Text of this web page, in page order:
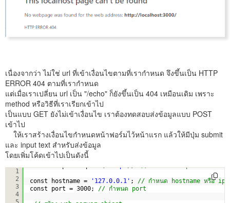
เนื่องจากว่า ไม่ใช่ url ที่เข้าเงื่อนไขตามที่เรากำหนด จึงขึ้นเป็น HTTP
ERROR 404 ตามที่เรากำหนด
แต่เมื่อเราเปลี่ยน url เป็น "/echo" ก็ยังขึ้นเป็น 404 เหมือนเดิม เพราะ
method หรือวิธีที่เราเรียกเข้าไป
เป็นแบบ GET ยังไม่เข้าเงื่อนไข เราต้องทดสอบส่งข้อมูลแบบ POST
เข้าไป
ให้เราสร้างเงื่อนไขกำหนดหน้าฟอร์มไว้หน้าแรก แล้วให้มีปุ่ม submit
และ input text สำหรับส่งข้อมูล
โดยเพิ่มโค้ดเข้าไปเป็นดังนี้
1
2
3
4
const http = require('http'); // เรียกใช้ http module
const hostname = '127.0.0.1' ; // กำหนด hostname หรือ ip
const port = 3000; // กำหนด port